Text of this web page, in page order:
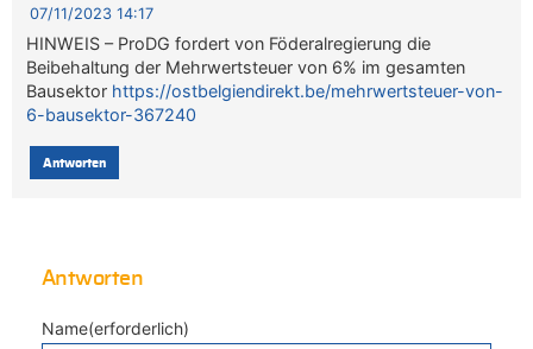
07/11/2023 14:17
HINWEIS – ProDG fordert von Föderalregierung die
Beibehaltung der Mehrwertsteuer von 6% im gesamten
Bausektor https://ostbelgiendirekt.be/mehrwertsteuer-von-
6-bausektor-367240
Antworten
Antworten
Name(erforderlich)